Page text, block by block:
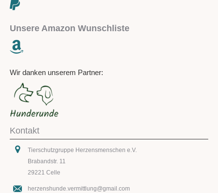
Unsere Amazon Wunschliste
Wir danken unserem Partner:
Kontakt
Tierschutzgruppe Herzensmenschen e.V.
Brabandstr. 11
29221 Celle
herzenshunde.vermittlung@gmail.com